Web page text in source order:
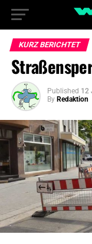
KURZ BERICHTET
Published 12
By Redaktion